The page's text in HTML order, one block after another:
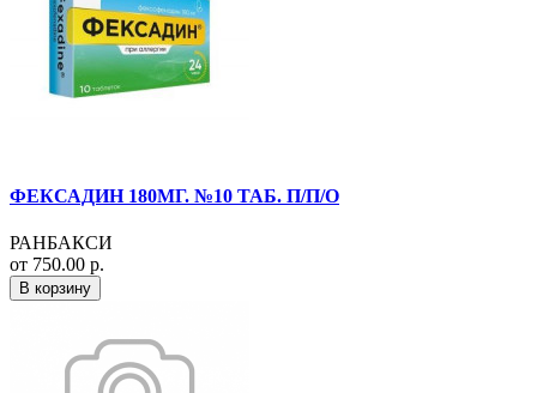
ФЕКСАДИН 180МГ. №10 ТАБ. П/П/О
РАНБАКСИ
от 750.00 р.
В корзину